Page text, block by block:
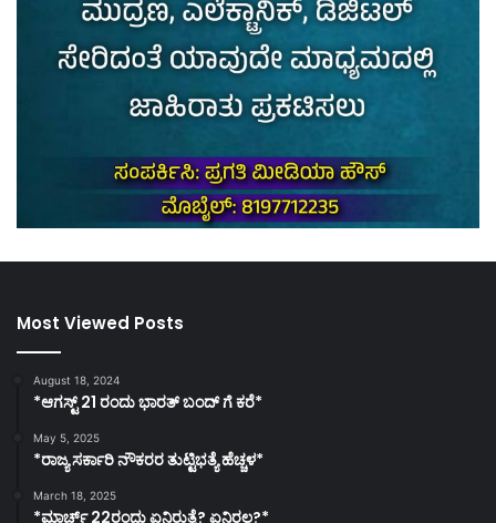
Most Viewed Posts
August 18, 2024
*ಆಗಸ್ಟ್ 21 ರಂದು ಭಾರತ್‌ ಬಂದ್‌ ಗೆ ಕರೆ*
May 5, 2025
*ರಾಜ್ಯ ಸರ್ಕಾರಿ ನೌಕರರ ತುಟ್ಟಿಭತ್ಯೆ ಹೆಚ್ಚಳ*
March 18, 2025
*ಮಾರ್ಚ್ 22ರಂದು ಏನಿರುತ್ತೆ? ಏನಿರಲ್ಲ?*